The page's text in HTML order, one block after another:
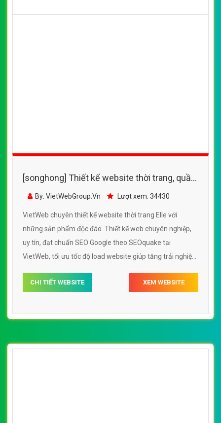
[songhong] Thiết kế website thời trang, quần
áo Elle đẹp SEO nhanh hiệu quả
By: VietWebGroup.Vn Lượt xem: 34430
VietWeb chuyên thiết kế website thời trang Elle với
những sản phẩm độc đáo. Thiết kế web chuyên nghiệp,
uy tín, đạt chuẩn SEO Google theo SEOquake tại
VietWeb, tối ưu tốc độ load website giúp tăng trải nghiệm
CHI TIẾT WEBSITE XEM WEBSITE